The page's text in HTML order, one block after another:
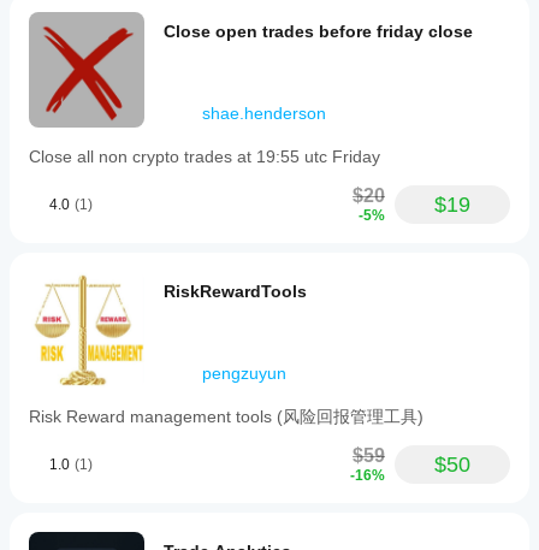
Close open trades before friday close
shae.henderson
Close all non crypto trades at 19:55 utc Friday
4.0 (1) $20
-5% $19
RiskRewardTools
pengzuyun
Risk Reward management tools (风险回报管理工具)
1.0 (1) $59
-16% $50